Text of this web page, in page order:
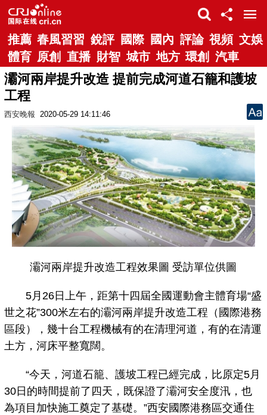
推薦 春風習習 銳評 國際 國內 評論 視頻 文娛
體育 原創 直播 財智 城市 地方 環創 汽車
灞河兩岸提升改造 提前完成河道石籠和護坡
工程
西安晚報 2020-05-29 14:11:46
灞河兩岸提升改造工程效果圖 受訪單位供圖
5月26日上午，距第十四屆全國運動會主體育場“盛
世之花”300米左右的灞河兩岸提升改造工程（國際港務
區段），幾十台工程機械有的在清理河道，有的在清運
土方，河床平整寬闊。
“今天，河道石籠、護坡工程已經完成，比原定5月
30日的時間提前了四天，既保證了灞河安全度汛，也
為項目加快施工奠定了基礎。”西安國際港務區交通住